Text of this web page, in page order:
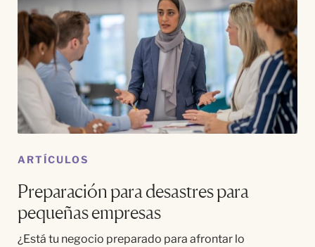
ARTÍCULOS
Preparación para desastres para
pequeñas empresas
¿Está tu negocio preparado para afrontar lo